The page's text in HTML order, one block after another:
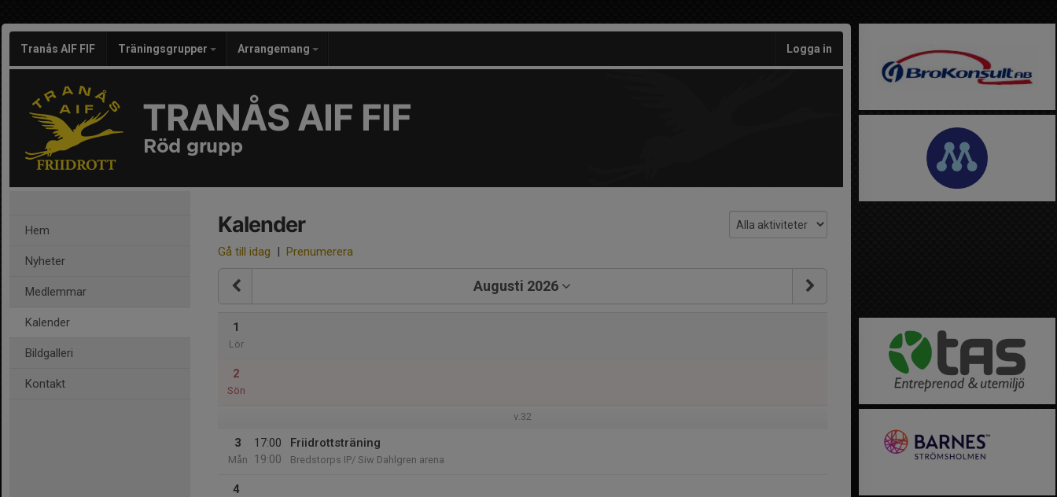
Tranås AIF FIF Träningsgrupper Arrangemang Logga in
TRANÅS AIF FIF
Röd grupp
Hem
Nyheter
Medlemmar
Kalender
Bildgalleri
Kontakt
Kalender
Gå till idag | Prenumerera
Augusti 2026
1
Lör
2
Sön
v.32
3
Mån
17:00
19:00
Friidrottsträning
Bredstorps IP/ Siw Dahlgren arena
4